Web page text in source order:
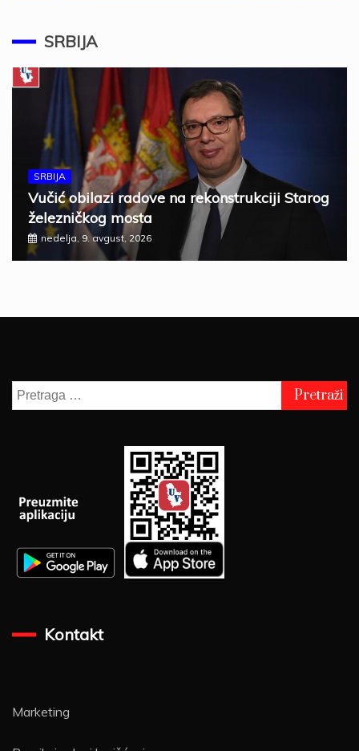
SRBIJA
SRBIJA
Vučić obilazi radove na rekonstrukciji Starog
železničkog mosta
nedelja, 9. avgust, 2026
Pretraga
za:
Kontakt
Marketing